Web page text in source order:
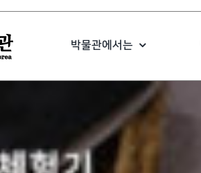
박물관에서는